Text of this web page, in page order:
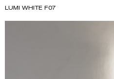
LUMI WHITE F07